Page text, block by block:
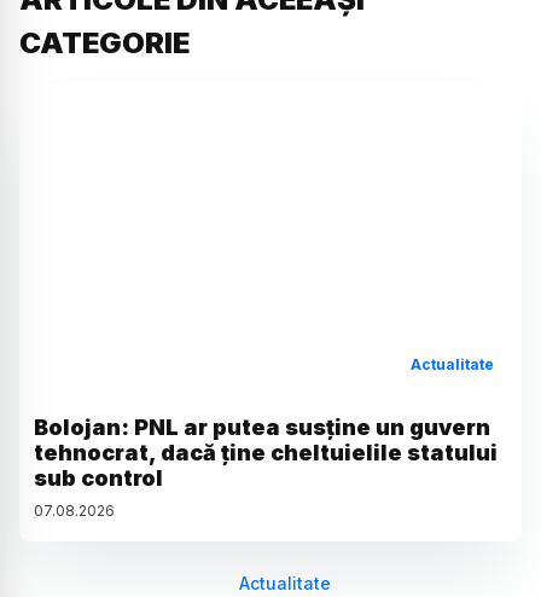
CATEGORIE
Actualitate
Bolojan: PNL ar putea susține un guvern
tehnocrat, dacă ține cheltuielile statului
sub control
07.08.2026
Actualitate